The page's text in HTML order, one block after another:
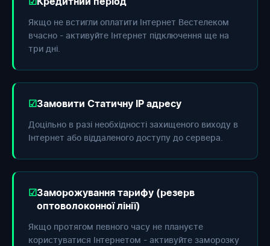
Якщо не встигли оплатити Інтернет Вестелеком
вчасно - активуйте Інтернет підключення ще на
три дні.
Замовити Статичну IP адресу
Доцільно в разі необхідності захищеного виходу в
Інтернет або віддаленого доступу до сервера.
Заморожування тарифу (резерв
оптоволоконної лінії)
Якщо протягом певного часу не плануєте
користуватися Інтернетом - активуйте заморозку